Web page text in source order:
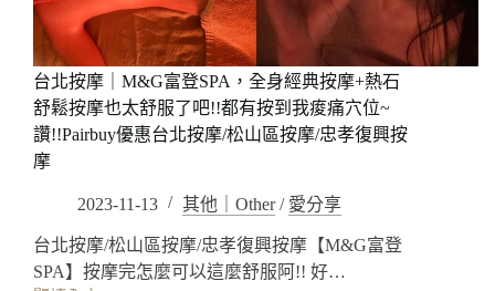
台北按摩｜M&G富登SPA，全身經典按摩+熱石
舒鬆按摩也太舒服了吧!!都有按到我痠痛穴位~
讚!!Pairbuy優惠台北按摩/松山區按摩/忠孝復興按
摩
2023-11-13 其他｜Other/ 愛分享
台北按摩/松山區按摩/忠孝復興按摩【M&G富登
SPA】按摩完怎麼可以這麼舒服阿!! 好…